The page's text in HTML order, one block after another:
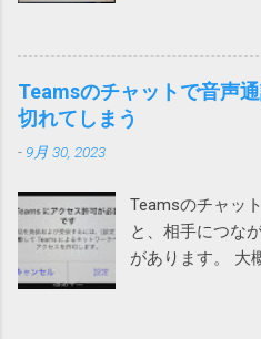
お使いのパソコ
トリが検出され
アップしてパフ
う。 レジストリ
下、フリーズ、
題の解決とパソ
役立ててくださ
ストリが壊れて
セージを出して
Teamsのチャットで音声
切れてしまう
- 9月 30, 2023
Teamsのチャッ
と、相手につな
があります。 大
プリをアップデ